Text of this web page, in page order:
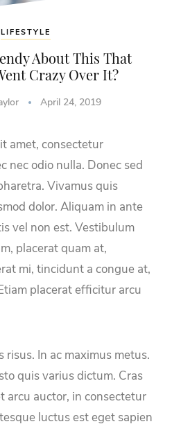
LIFESTYLE
About This That
Crazy Over It?
April 24, 2019
amet, consectetur
nec odio nulla. Donec sed
Vivamus quis
dolor. Aliquam in ante
vel non est. Vestibulum
placerat quam at,
mi, tincidunt a congue at,
placerat efficitur arcu
risus. In ac maximus metus.
quis varius dictum. Cras
arcu auctor, in consectetur
luctus est eget sapien